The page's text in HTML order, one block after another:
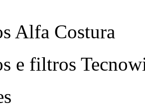
Alfa Costura
e filtros